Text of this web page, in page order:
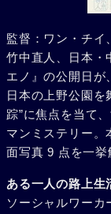
監督：ワン・チイ
竹中直人、日本・
エノ』の公開日が
日本の上野公園を
踪”に焦点を当て
マンミステリー。
面写真 9 点を一挙
ある一人の路上生
ソーシャルワー